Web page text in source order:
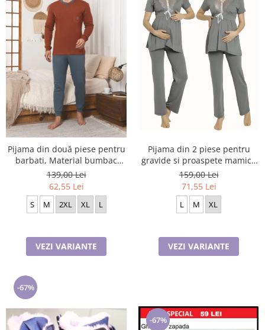
Pijama din două piese pentru
barbati, Material bumbac
Berf2005
139,00 Lei
62,55 Lei
S M 2XL XL L
VEZI VARIANTE
Pijama din 2 piese pentru
gravide si proaspete mamici,
Material Bumbac, Lux,
JEN50331
159,00 Lei
71,55 Lei
L M XL
VEZI VARIANTE
-67%
-67%